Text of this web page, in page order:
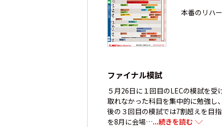
本番のリハ
ファイナル模試
５月26日に１回目のLECの模試を
取れなかった科目を集中的に勉強し
後の３回目の模試では7割超えを目
を8月に会場…...続きを読む